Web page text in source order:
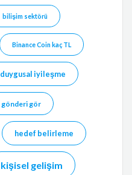
bilişim sektörü
Binance Coin kaç TL
duygusal iyileşme
gönderi gör
hedef belirleme
kişisel gelişim